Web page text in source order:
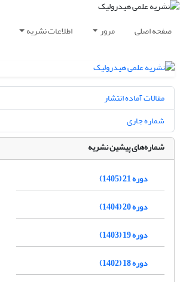
صفحه اصلی مرور اطلاعات نشریه
مقالات آماده انتشار
شماره جاری
شماره‌های پیشین نشریه
دوره 21 (1405)
دوره 20 (1404)
دوره 19 (1403)
دوره 18 (1402)